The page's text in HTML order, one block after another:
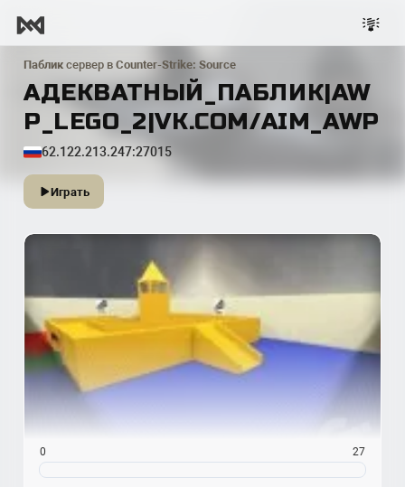
Паблик сервер в Counter-Strike: Source
АДЕКВАТНЫЙ_ПАБЛИК|AW
P_LEGO_2|VK.COM/AIM_AWP
62.122.213.247:27015
Играть
0 27